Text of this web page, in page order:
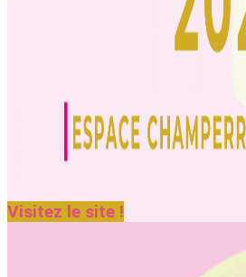
Visitez le site !